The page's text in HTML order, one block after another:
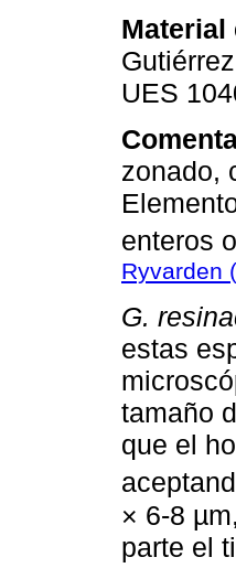
Material
UES
zonado,
enteros
Ryvarden
G.
estas
tamaño
que el
× 6-8
parte el